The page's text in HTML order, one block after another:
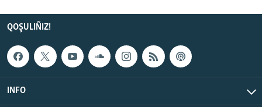
QOŞULIÑIZ!
INFO